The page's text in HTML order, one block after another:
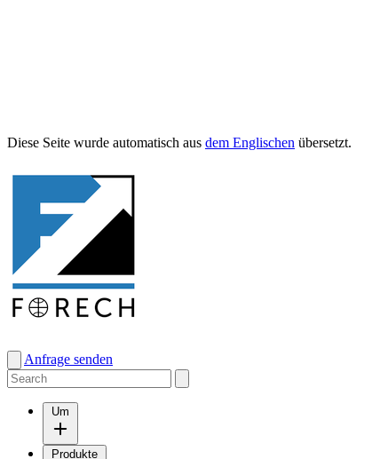
Diese Seite wurde automa­tisch aus dem Englis­chen übersetzt.
Anfrage senden